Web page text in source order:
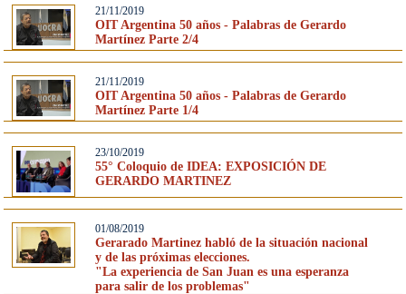
21/11/2019
OIT Argentina 50 años - Palabras de Gerardo
Martínez Parte 2/4
21/11/2019
OIT Argentina 50 años - Palabras de Gerardo
Martínez Parte 1/4
23/10/2019
55° Coloquio de IDEA: EXPOSICIÓN DE
GERARDO MARTINEZ
01/08/2019
Gerarado Martinez habló de la situación nacional
y de las próximas elecciones.
"La experiencia de San Juan es una esperanza
para salir de los problemas"